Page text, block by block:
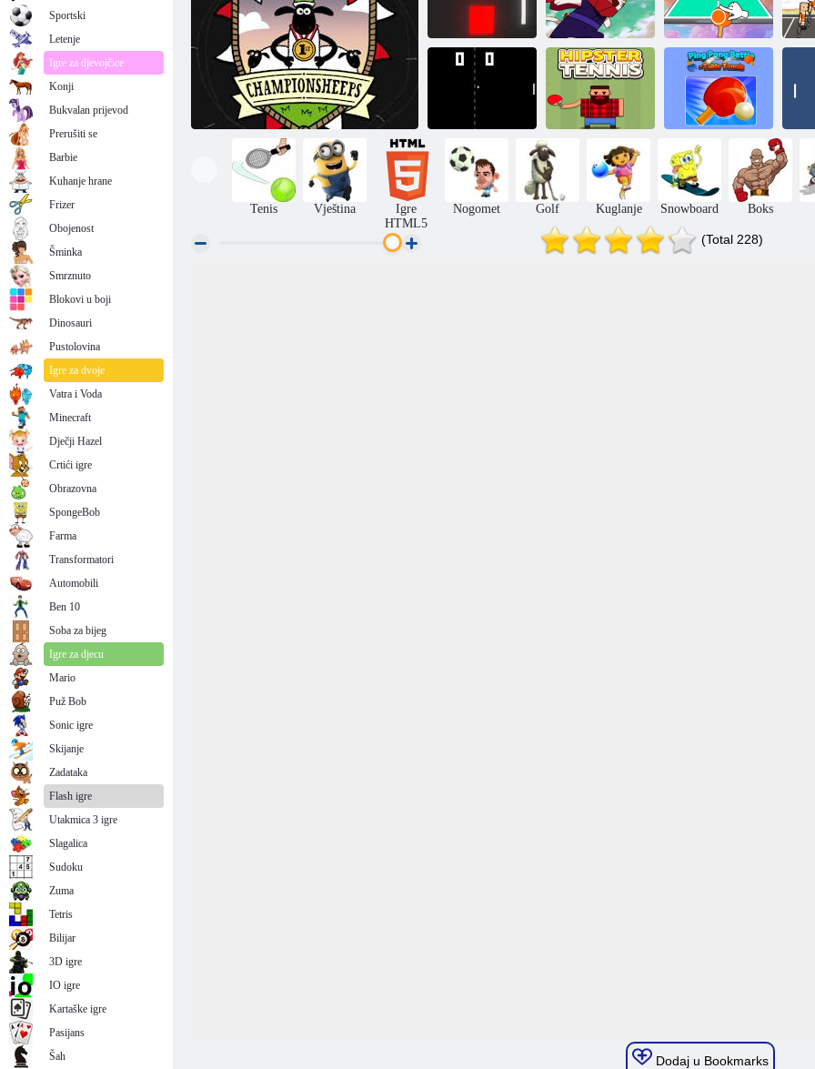
Pong s
bonusima
Doodle Otok
prvaka
Ping pong
naprijed!
Stolni tenis 2D Hipsterski tenis
Ping pong bitka
- stolni tenis
Tenis Vještina
Igre
HTML5
Nogomet Golf Kuglanje Snowboard Boks
(Total 228)
Dodaj u Bookmarks
Sportski
Letenje
Igre za djevojčice
Konji
Bukvalan prijevod
Prerušiti se
Barbie
Kuhanje hrane
Frizer
Obojenost
Šminka
Smrznuto
Blokovi u boji
Dinosauri
Pustolovina
Igre za dvoje
Vatra i Voda
Minecraft
Dječji Hazel
Crtići igre
Obrazovna
SpongeBob
Farma
Transformatori
Automobili
Ben 10
Soba za bijeg
Igre za djecu
Mario
Puž Bob
Sonic igre
Skijanje
Zadataka
Flash igre
Utakmica 3 igre
Slagalica
Sudoku
Zuma
Tetris
Bilijar
3D igre
IO igre
Kartaške igre
Pasijans
Šah